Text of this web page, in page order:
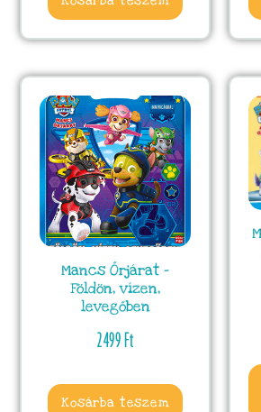
Mancs Őrjárat –
Földön, vízen,
levegőben
2499Ft
Kosárba teszem